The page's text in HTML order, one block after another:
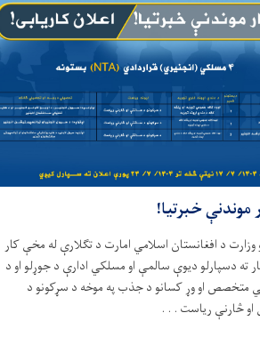
موندنې خبرتیا!
وزارت د افغانستان اسلامي امارت د تگلارې له مخې کار
ته دسپارلو دیوې سالمې او مسلکي ادارې د جوړلو او د
متخصص او وړ کسانو د جذب په موخه د سړکونو د
او څارنې ریاست . . .